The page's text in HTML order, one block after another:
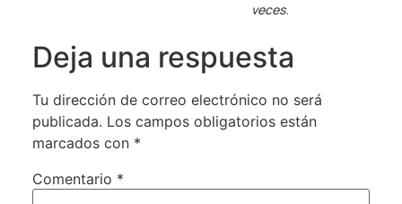
veces.
Deja una respuesta
Tu dirección de correo electrónico no será
publicada. Los campos obligatorios están
marcados con *
Comentario *